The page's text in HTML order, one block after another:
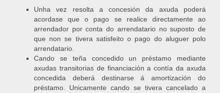
Unha vez resolta a concesión da axuda poderá
acordase que o pago se realice directamente ao
arrendador por conta do arrendatario no suposto de
que non se tivera satisfeito o pago do aluguer polo
arrendatario.
Cando se teña concedido un préstamo mediante
axudas transitorias de financiación a contía da axuda
concedida deberá destinarse á amortización do
préstamo. Unicamente cando se tivera cancelado a